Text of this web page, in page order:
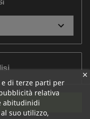
di terze parti per
relativa
abitudinidi
suo utilizzo,